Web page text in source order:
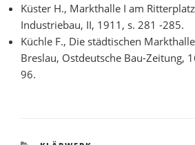
Küster H., Markthalle I am
Industriebau, II, 1911, s. 281 -285.
Küchle F., Die städtischen
Breslau, Ostdeutsche Bau-Zeitung,
96.